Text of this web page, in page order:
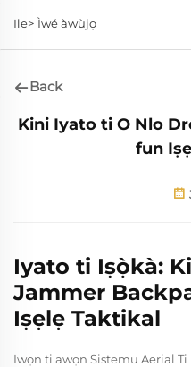
Ile> Ìwé àwùjọ
Back
Kini Iyato ti O Nlo
fun
Iyato ti Iṣọ̀kà:
Jammer
Iṣẹlẹ Taktikal
Iwọn ti awọn Sistemu Aerial Ti